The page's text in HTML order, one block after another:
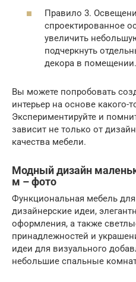
Правило 3.
спроектированное
увеличить
подчеркнуть
декора в помещении.
Вы можете попробовать
интерьер на основе какого-
Экспериментируйте и
зависит не только от
качества мебели.
Модный дизайн
м – фото
Функциональная мебель
дизайнерские идеи,
оформления, а также
принадлежностей и
идеи для визуального
небольшие спальные